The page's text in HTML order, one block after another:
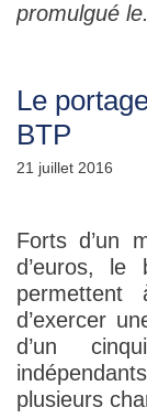
promulgué
Le
BTP
21 juillet 2016
Forts d’un
d’euros, le
permettent
d’exercer
d’un
plusieurs